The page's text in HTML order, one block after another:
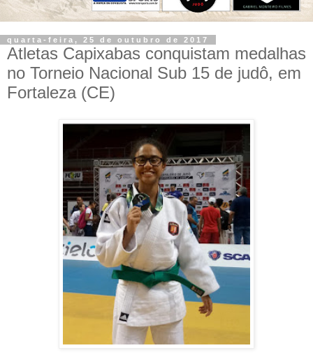
quarta-feira, 25 de outubro de 2017
Atletas Capixabas conquistam medalhas
no Torneio Nacional Sub 15 de judô, em
Fortaleza (CE)